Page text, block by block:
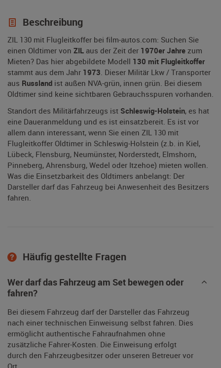
Beschreibung
ZIL 130 mit Flugleitkoffer bei film-autos.com: Suchen Sie
einen Oldtimer von ZIL aus der Zeit der 1970er Jahre zum
Mieten? Das hier abgebildete Modell 130 mit Flugleitkoffer
stammt aus dem Jahr 1973. Dieser Militär Lkw / Transporter
aus Russland ist außen NVA-grün, innen grün. Bei diesem
Oldtimer sind keine sichtbaren Gebrauchsspuren vorhanden.
Standort des Militärfahrzeugs ist Schleswig-Holstein, es hat
eine Daueranmeldung und es ist einsatzbereit. Es ist vor
allem dann interessant, wenn Sie einen ZIL 130 mit
Flugleitkoffer Oldtimer in Schleswig-Holstein (z.b. in Kiel,
Lübeck, Flensburg, Neumünster, Norderstedt, Elmshorn,
Pinneberg, Ahrensburg, Wedel oder Itzehoe) mieten wollen.
Was die Einsetzbarkeit des Oldtimers anbelangt: Der
Darsteller darf das Fahrzeug bei Anwesenheit des Besitzers
fahren.
Häufig gestellte Fragen
Wer darf das Fahrzeug am Set bewegen oder
fahren?
Bei diesem Fahrzeug darf der Darsteller das Fahrzeug
nach einer technischen Einweisung selbst fahren. Dies
ermöglicht authentische Fahraufnahmen ohne
zusätzliche Fahrer-Kosten. Die Einweisung erfolgt
durch den Fahrzeugbesitzer oder unseren Betreuer vor